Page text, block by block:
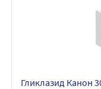
Гликлазид Канон